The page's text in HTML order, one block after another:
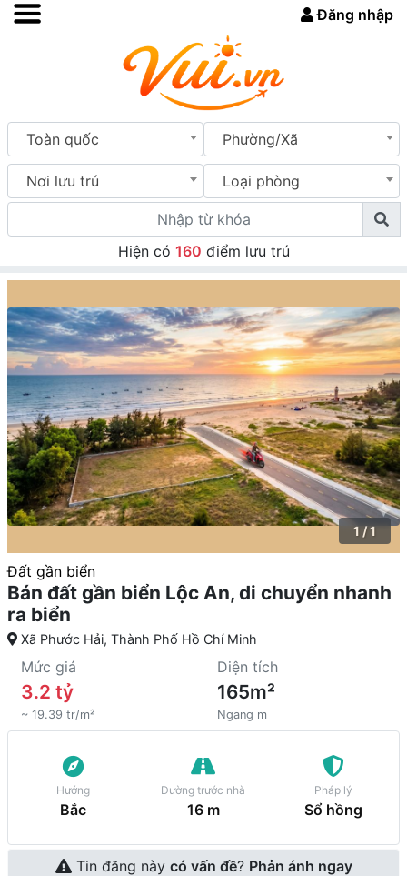
Đăng nhập
Toàn quốc Phường/Xã
Nơi lưu trú Loại phòng
Hiện có 160 điểm lưu trú
1 / 1
Đất gần biển
Bán đất gần biển Lộc An, di chuyển nhanh
ra biển
Xã Phước Hải, Thành Phố Hồ Chí Minh
Mức giá
3.2 tỷ
~ 19.39 tr/m²
Diện tích
165m²
Ngang m
Hướng
Bắc
Đường trước nhà
16 m
Pháp lý
Sổ hồng
Tin đăng này có vấn đề? Phản ánh ngay